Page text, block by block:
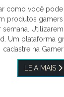
como você pode
produtos
semana.
Um plataforma
cadastre na
LEIA MAIS